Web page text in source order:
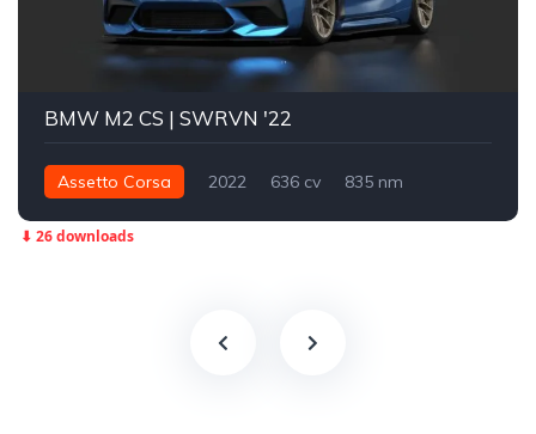
BMW M2 CS | SWRVN '22
Assetto Corsa 2022 636 cv
835 nm
⬇ 26 downloads